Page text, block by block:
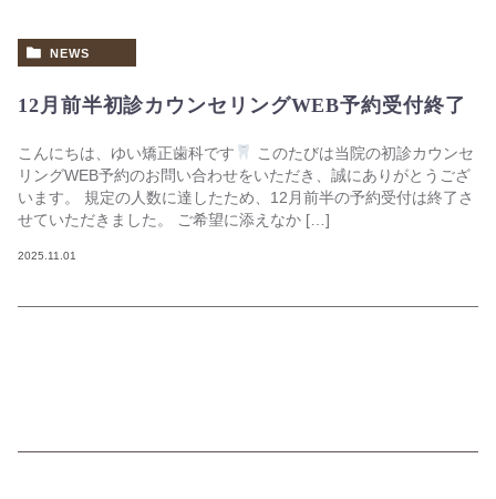
NEWS
12月前半初診カウンセリングWEB予約受付終了
こんにちは、ゆい矯正歯科です
このたびは当院の初診カウンセ
リングWEB予約のお問い合わせをいただき、誠にありがとうござ
います。 規定の人数に達したため、12月前半の予約受付は終了さ
せていただきました。 ご希望に添えなか […]
2025.11.01